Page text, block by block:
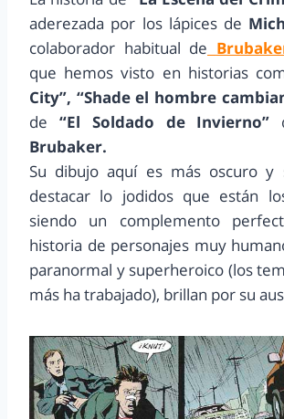
aderezada por los lápices de
colaborador habitual de
que hemos visto en historias
City”, “Shade el hombre
de “El Soldado de Invierno”
Brubaker.
Su dibujo aquí es más oscuro y
destacar lo jodidos que están
siendo un complemento
historia de personajes muy
paranormal y superheroico (los
más ha trabajado), brillan por su